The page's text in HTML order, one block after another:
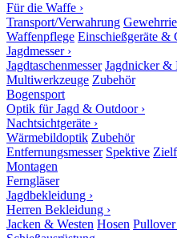
Für die Waffe ›
Transport/Verwahrung
Waffenpflege Einschießgeräte &
Jagdmesser ›
Jagdtaschenmesser Jagdnicker &
Multiwerkzeuge Zubehör
Bogensport
Optik für Jagd & Outdoor ›
Nachtsichtgeräte ›
Wärmebildoptik Zubehör
Entfernungsmesser Spektive
Montagen
Ferngläser
Jagdbekleidung ›
Herren Bekleidung ›
Jacken & Westen Hosen